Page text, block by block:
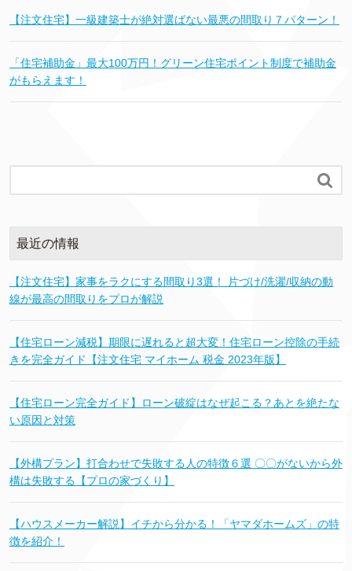
【注文住宅】一級建築士が絶対選ばない最悪の間取り７パターン！
「住宅補助金」最大100万円！グリーン住宅ポイント制度で補助金
がもらえます！

最近の情報
【注文住宅】家事をラクにする間取り3選！ 片づけ/洗濯/収納の動
線が最高の間取りをプロが解説
【住宅ローン減税】期限に遅れると超大変！住宅ローン控除の手続
きを完全ガイド【注文住宅 マイホーム 税金 2023年版】
【住宅ローン完全ガイド】ローン破綻はなぜ起こる？あとを絶たな
い原因と対策
【外構プラン】打合わせで失敗する人の特徴６選 〇〇がないから外
構は失敗する【プロの家づくり】
【ハウスメーカー解説】イチから分かる！「ヤマダホームズ」の特
徴を紹介！